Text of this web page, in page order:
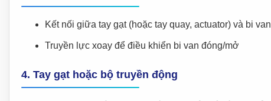
Kết nối giữa tay gạt (hoặc tay quay, actuator) và bi van
Truyền lực xoay để điều khiển bi van đóng/mở
4. Tay gạt hoặc bộ truyền động